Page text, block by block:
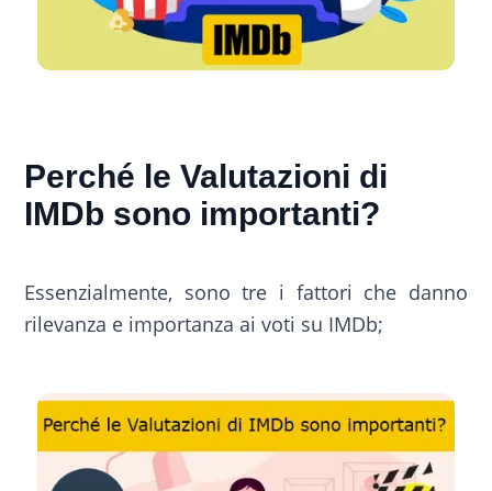
Perché le Valutazioni di
IMDb sono importanti?
Essenzialmente, sono tre i fattori che danno
rilevanza e importanza ai voti su IMDb;